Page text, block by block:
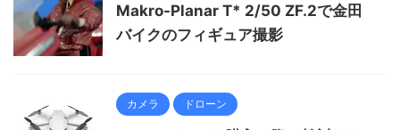
Makro-Planar T* 2/50 ZF.2で金田
バイクのフィギュア撮影
カメラ ドローン